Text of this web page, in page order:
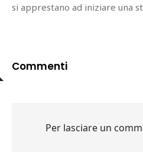
si apprestano ad iniziare una
Commenti